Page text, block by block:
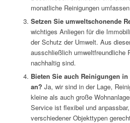
monatliche Reinigungen
Setzen Sie umweltschonende
wichtiges Anliegen für die
der Schutz der Umwelt. Aus
ausschließlich umweltfreundliche
nachhaltig sind.
Bieten Sie auch Reinigungen
an? Ja, wir sind in der Lage,
kleine als auch große
Service ist flexibel und
verschiedener Objekttypen